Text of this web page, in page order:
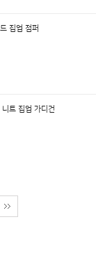
집업 점퍼
트 집업 가디건